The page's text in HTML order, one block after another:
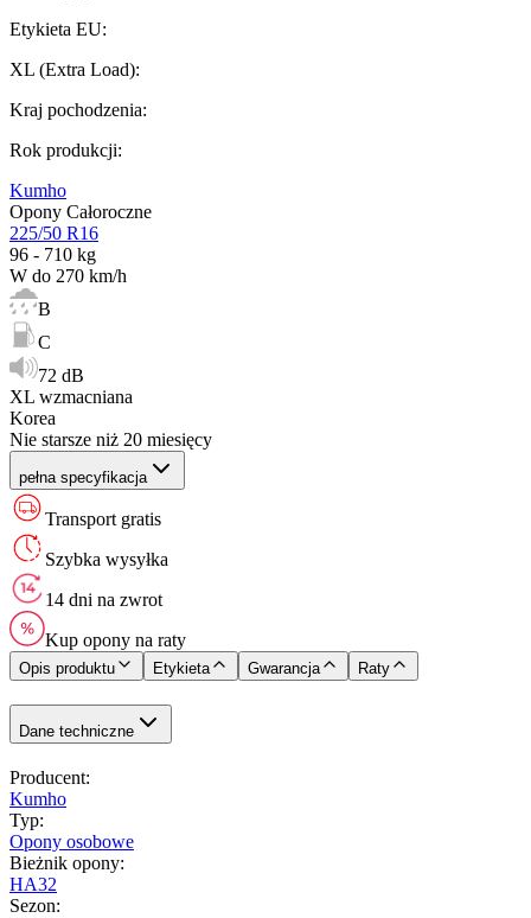
Etykieta EU:
XL (Extra Load):
Kraj pochodzenia:
Rok produkcji:
Kumho
Opony Całoroczne
225/50 R16
96 - 710 kg
W do 270 km/h
B
C
72 dB
XL wzmacniana
Korea
Nie starsze niż 20 miesięcy
pełna specyfikacja
Transport gratis
Szybka wysyłka
14 dni na zwrot
Kup opony na raty
Opis produktu Etykieta Gwarancja Raty
Dane techniczne
Producent:
Kumho
Typ:
Opony osobowe
Bieżnik opony:
HA32
Sezon: